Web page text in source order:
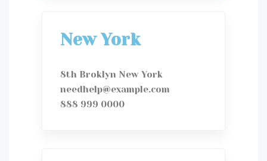
New York
8th Broklyn New York
needhelp@example.com
888 999 0000